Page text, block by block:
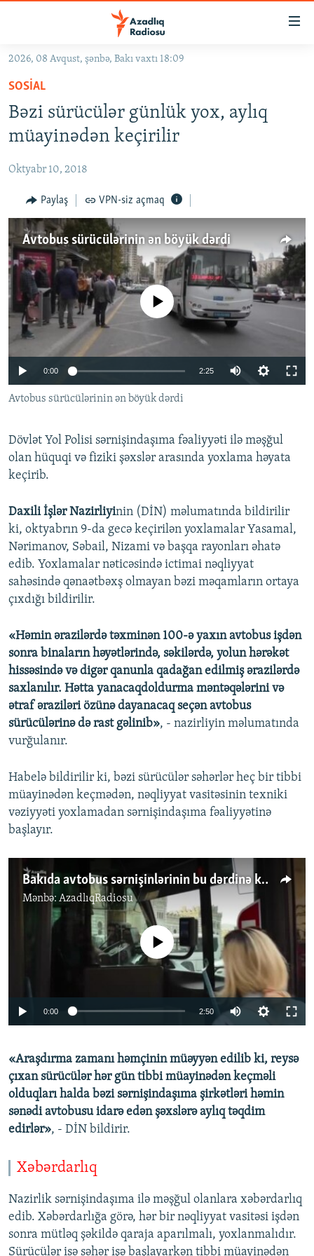
Əsas
qayıt
Əsas
naviqasiyaya
qayıt
Axtarışa
GÜNDƏM
KORRUPSIOMETR
#ƏSLINDƏ
FƏRQƏ BAX
QANUNI DOĞRU
ARAŞDIRMA
MULTIMEDIA
VIDEO
FOTOQALEREYA
İNFOQRAFIKA
KARIKATURA
RADIO ARXIV
OXU ZALI
AZƏRBAYCAN ƏDƏBIYYATI KITABXANASI
İSLAM VƏ DEMOKRATIYA
İZ - MƏDƏNIYYƏT PROQRAMI
HAQQIMIZDA
MISSIYAMIZ
PEŞƏ ETIKASI VƏ JURNALISTIKA STANDARTLARIMIZ
MATERIALLARIMIZDAN ISTIFADƏ
AZADLIQRADIOSU MOBIL TELEFONUNUZDA
XƏBƏR BÜLLETENLƏRIMIZ
BIZI IZLƏ
RFE/RL-in bütün saytları
2026, 08 Avqust, şənbə, Bakı vaxtı 18:09
SOSIAL
Bəzi sürücülər günlük yox, aylıq
müayinədən keçirilir
Oktyabr 10, 2018
Paylaş VPN-siz açmaq
Avtobus sürücülərinin ən böyük dərdi
No media source currently available
0:00 2:25
Avtobus sürücülərinin ən böyük dərdi
Dövlət Yol Polisi sərnişindaşıma fəaliyyəti ilə məşğul
olan hüquqi və fiziki şəxslər arasında yoxlama həyata
keçirib.
Daxili İşlər Nazirliyinin (DİN) məlumatında bildirilir
ki, oktyabrın 9-da gecə keçirilən yoxlamalar Yasamal,
Nərimanov, Səbail, Nizami və başqa rayonları əhatə
edib. Yoxlamalar nəticəsində ictimai nəqliyyat
sahəsində qənaətbəxş olmayan bəzi məqamların ortaya
çıxdığı bildirilir.
«Həmin ərazilərdə təxminən 100-ə yaxın avtobus işdən
sonra binaların həyətlərində, səkilərdə, yolun hərəkət
hissəsində və digər qanunla qadağan edilmiş ərazilərdə
saxlanılır. Hətta yanacaqdoldurma məntəqələrini və
ətraf əraziləri özünə dayanacaq seçən avtobus
sürücülərinə də rast gəlinib», - nazirliyin məlumatında
vurğulanır.
Habelə bildirilir ki, bəzi sürücülər səhərlər heç bir tibbi
müayinədən keçmədən, nəqliyyat vasitəsinin texniki
vəziyyəti yoxlamadan sərnişindaşıma fəaliyyətinə
başlayır.
Bakıda avtobus sərnişinlərinin bu dərdinə kim çarə qılacaq?
Mənbə: AzadlıqRadiosu
No media source currently available
0:00 2:50
«Araşdırma zamanı həmçinin müəyyən edilib ki, reysə
çıxan sürücülər hər gün tibbi müayinədən keçməli
olduqları halda bəzi sərnişindaşıma şirkətləri həmin
sənədi avtobusu idarə edən şəxslərə aylıq təqdim
edirlər», - DİN bildirir.
Xəbərdarlıq
Nazirlik sərnişindaşıma ilə məşğul olanlara xəbərdarlıq
edib. Xəbərdarlığa görə, hər bir nəqliyyat vasitəsi işdən
sonra mütləq şəkildə qaraja aparılmalı, yoxlanmalıdır.
Sürücülər isə səhər işə başlayarkən tibbi müayinədən